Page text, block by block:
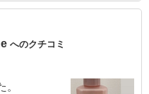
へのクチコミ